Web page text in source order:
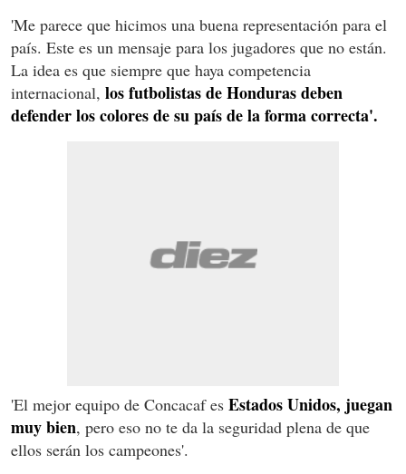
'Me parece que hicimos una buena representación para el
país. Este es un mensaje para los jugadores que no están.
La idea es que siempre que haya competencia
internacional, los futbolistas de Honduras deben
defender los colores de su país de la forma correcta'.
'El mejor equipo de Concacaf es Estados Unidos, juegan
muy bien, pero eso no te da la seguridad plena de que
ellos serán los campeones'.